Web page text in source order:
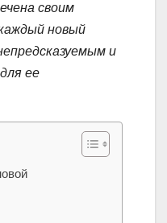
своим
новый
и
ее